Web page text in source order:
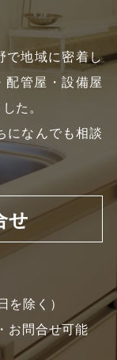
で地域に密着し
配管屋・設備屋
た。
になんでも相談
せ
を除く）
お問合せ可能